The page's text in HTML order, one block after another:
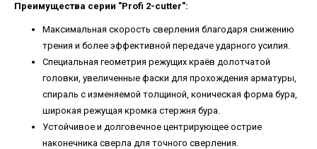
Преимущества серии "Profi 2-cutter":
Максимальная скорость сверления благодаря снижению
трения и более эффективной передаче ударного усилия.
Специальная геометрия режущих краёв долотчатой ​​
головки, увеличенные фаски для прохождения арматуры,
спираль с изменяемой толщиной, коническая форма бура,
широкая режущая кромка стержня бура.
Устойчивое и долговечное центрирующее острие
наконечника сверла для точного сверления.